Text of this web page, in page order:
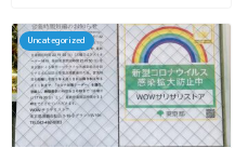
Uncategorized